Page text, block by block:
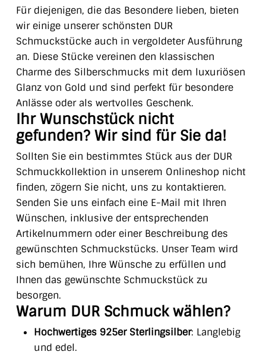
Für diejenigen, die das Besondere lieben, bieten
wir einige unserer schönsten DUR
Schmuckstücke auch in vergoldeter Ausführung
an. Diese Stücke vereinen den klassischen
Charme des Silberschmucks mit dem luxuriösen
Glanz von Gold und sind perfekt für besondere
Anlässe oder als wertvolles Geschenk.
Ihr Wunschstück nicht
gefunden? Wir sind für Sie da!
Sollten Sie ein bestimmtes Stück aus der DUR
Schmuckkollektion in unserem Onlineshop nicht
finden, zögern Sie nicht, uns zu kontaktieren.
Senden Sie uns einfach eine E-Mail mit Ihren
Wünschen, inklusive der entsprechenden
Artikelnummern oder einer Beschreibung des
gewünschten Schmuckstücks. Unser Team wird
sich bemühen, Ihre Wünsche zu erfüllen und
Ihnen das gewünschte Schmuckstück zu
besorgen.
Warum DUR Schmuck wählen?
Hochwertiges 925er Sterlingsilber: Langlebig
und edel.